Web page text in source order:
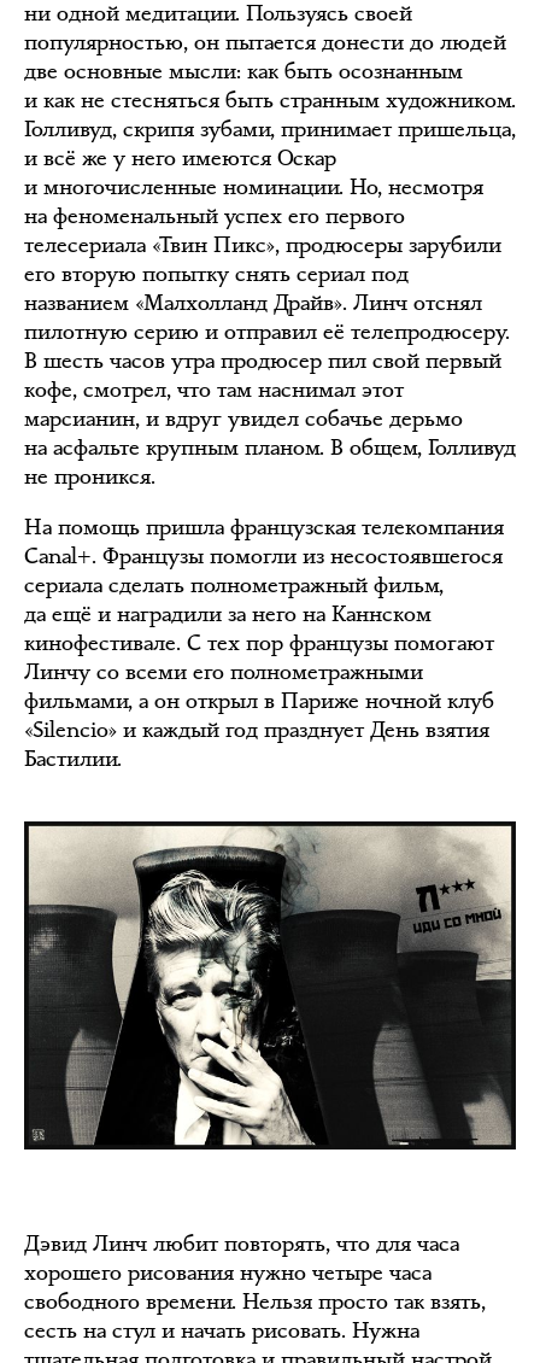
ни одной медитации. Пользуясь своей
популярностью, он пытается донести до людей
две основные мысли: как быть осознанным
и как не стесняться быть странным художником.
Голливуд, скрипя зубами, принимает пришельца,
и всё же у него имеются Оскар
и многочисленные номинации. Но, несмотря
на феноменальный успех его первого
телесериала «Твин Пикс», продюсеры зарубили
его вторую попытку снять сериал под
названием «Малхолланд Драйв». Линч отснял
пилотную серию и отправил её телепродюсеру.
В шесть часов утра продюсер пил свой первый
кофе, смотрел, что там наснимал этот
марсианин, и вдруг увидел собачье дерьмо
на асфальте крупным планом. В общем, Голливуд
не проникся.
На помощь пришла французская телекомпания
Canal+. Французы помогли из несостоявшегося
сериала сделать полнометражный фильм,
да ещё и наградили за него на Каннском
кинофестивале. С тех пор французы помогают
Линчу со всеми его полнометражными
фильмами, а он открыл в Париже ночной клуб
«Silencio» и каждый год празднует День взятия
Бастилии.
Дэвид Линч любит повторять, что для часа
хорошего рисования нужно четыре часа
свободного времени. Нельзя просто так взять,
сесть на стул и начать рисовать. Нужна